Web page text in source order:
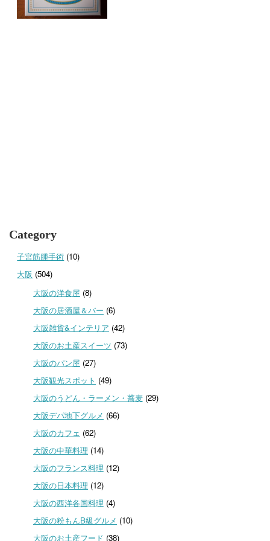
Category
子宮筋腫手術 (10)
大阪 (504)
大阪の洋食屋 (8)
大阪の居酒屋＆バー (6)
大阪雑貨&インテリア (42)
大阪のお土産スイーツ (73)
大阪のパン屋 (27)
大阪観光スポット (49)
大阪のうどん・ラーメン・蕎麦(29)
大阪デパ地下グルメ (66)
大阪のカフェ (62)
大阪の中華料理 (14)
大阪のフランス料理 (12)
大阪の日本料理 (12)
大阪の西洋各国料理 (4)
大阪の粉もんB級グルメ (10)
大阪のお土産フード (38)